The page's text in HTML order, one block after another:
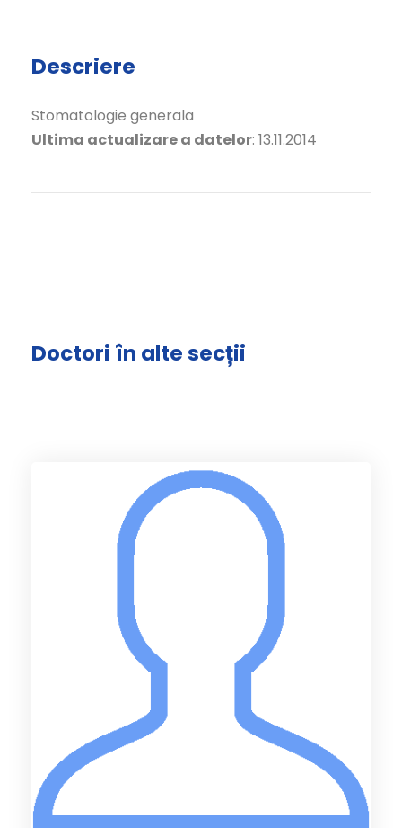
Descriere
Stomatologie generala
Ultima actualizare a datelor: 13.11.2014
Doctori în alte secții